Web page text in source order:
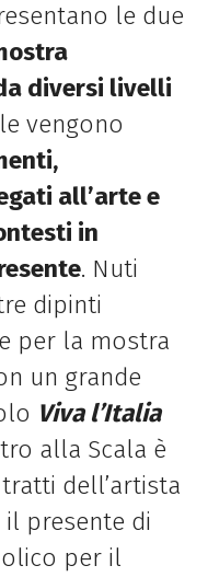
le due
diversi livelli
vengono
all’arte e
in
. Nuti
dipinti
per la mostra
un grande
Viva l’Italia
alla Scala è
dell’artista
presente di
per il